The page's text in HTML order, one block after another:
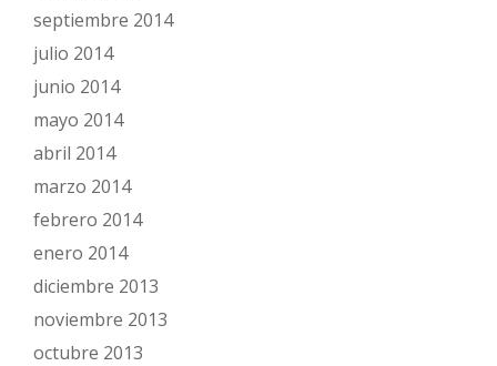
septiembre 2014
julio 2014
junio 2014
mayo 2014
abril 2014
marzo 2014
febrero 2014
enero 2014
diciembre 2013
noviembre 2013
octubre 2013